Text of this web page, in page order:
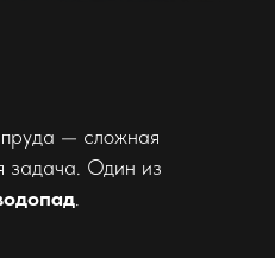
— сложная
задача. Один из